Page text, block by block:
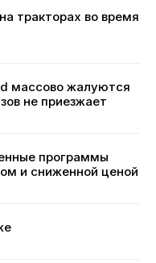
тракторах во время
массово жалуются
не приезжает
программы
и сниженной ценой